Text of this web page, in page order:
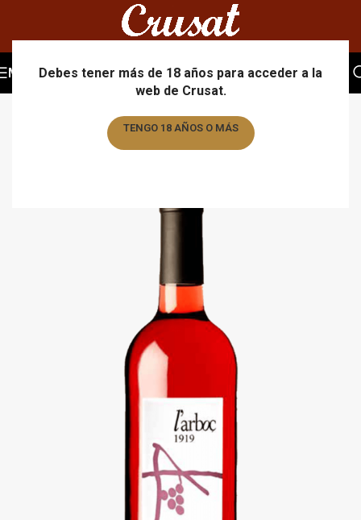
Debes tener más de 18 años para acceder a la
web de Crusat.
TENGO 18 AÑOS O MÁS
MENU